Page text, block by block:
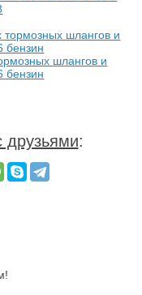
шлангов и
бензин
друзьями: